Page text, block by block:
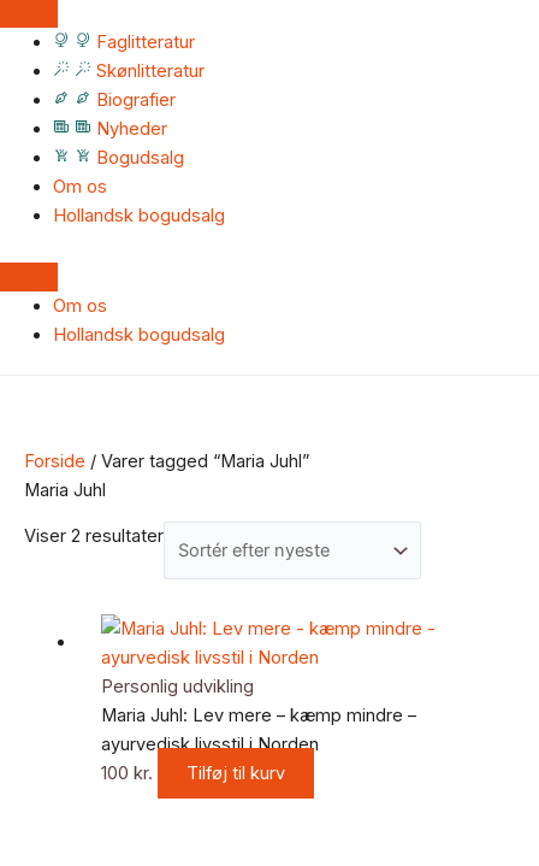
Faglitteratur
Skønlitteratur
Biografier
Nyheder
Bogudsalg
Om os
Hollandsk bogudsalg
Om os
Hollandsk bogudsalg
Forside / Varer tagged “Maria Juhl”
Maria Juhl
Viser 2 resultater
Personlig udvikling
Maria Juhl: Lev mere – kæmp mindre –
ayurvedisk livsstil i Norden
100 kr. Tilføj til kurv